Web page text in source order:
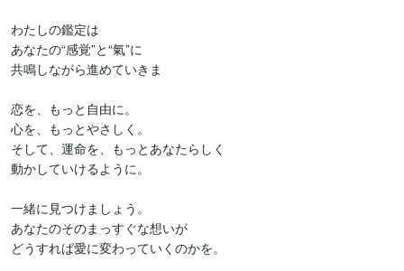
わたしの鑑定は
あなたの“感覚”と“氣”に
共鳴しながら進めていきま
恋を、もっと自由に。
心を、もっとやさしく。
そして、運命を、もっとあなたらしく
動かしていけるように。
一緒に見つけましょう。
あなたのそのまっすぐな想いが
どうすれば愛に変わっていくのかを。